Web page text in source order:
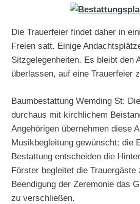
Die Trauerfeier findet daher in
Freien satt. Einige
Sitzgelegenheiten. Es bleibt den
überlassen, auf eine Trauerfeier
Baumbestattung Wemding St:
durchaus mit kirchlichem
Angehörigen übernehmen diese
Musikbegleitung gewünscht; die
Bestattung entscheiden die
Förster begleitet die Trauergäste
Beendigung der Zeremonie das
zu verschließen.